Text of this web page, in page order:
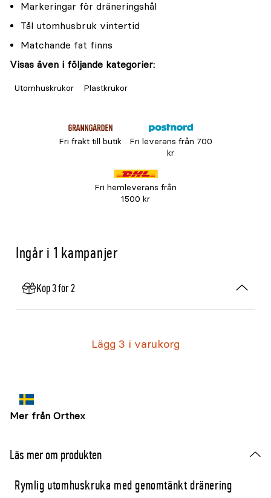
Markeringar för dräneringshål
Tål utomhusbruk vintertid
Matchande fat finns
Visas även i följande kategorier:
Utomhuskrukor Plastkrukor
Fri frakt till butik
Fri leverans från 700
kr
Fri hemleverans från
1500 kr
Ingår i 1 kampanjer
Köp 3 för 2
Lägg 3 i varukorg
Mer från Orthex
Läs mer om produkten
Rymlig utomhuskruka med genomtänkt dränering